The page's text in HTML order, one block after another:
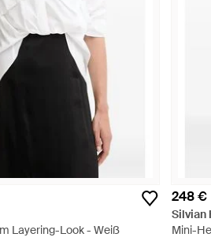
Layering-Look - Weiß
248 €
Silvian
Mini-